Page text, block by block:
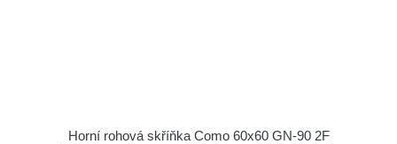
Horní rohová skříňka Como 60x60 GN-90 2F